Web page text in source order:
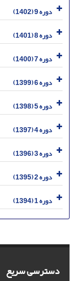
دوره 9 (1402)
دوره 8 (1401)
دوره 7 (1400)
دوره 6 (1399)
دوره 5 (1398)
دوره 4 (1397)
دوره 3 (1396)
دوره 2 (1395)
دوره 1 (1394)
دسترسی سریع